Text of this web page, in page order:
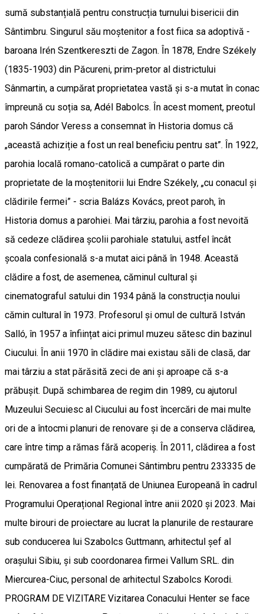
sumă substanțială pentru construcția turnului bisericii din
Sântimbru. Singurul său moștenitor a fost fiica sa adoptivă -
baroana Irén Szentkereszti de Zagon. În 1878, Endre Székely
(1835-1903) din Păcureni, prim-pretor al districtului
Sânmartin, a cumpărat proprietatea vastă și s-a mutat în conac
împreună cu soția sa, Adél Babolcs. În acest moment, preotul
paroh Sándor Veress a consemnat în Historia domus că
„această achiziție a fost un real beneficiu pentru sat”. În 1922,
parohia locală romano-catolică a cumpărat o parte din
proprietate de la moștenitorii lui Endre Székely, „cu conacul și
clădirile fermei” - scria Balázs Kovács, preot paroh, în
Historia domus a parohiei. Mai târziu, parohia a fost nevoită
să cedeze clădirea școlii parohiale statului, astfel încât
școala confesională s-a mutat aici până în 1948. Această
clădire a fost, de asemenea, căminul cultural și
cinematograful satului din 1934 până la construcția noului
cămin cultural în 1973. Profesorul și omul de cultură István
Salló, în 1957 a înființat aici primul muzeu sătesc din bazinul
Ciucului. În anii 1970 în clădire mai existau săli de clasă, dar
mai târziu a stat părăsită zeci de ani și aproape că s-a
prăbușit. După schimbarea de regim din 1989, cu ajutorul
Muzeului Secuiesc al Ciucului au fost încercări de mai multe
ori de a întocmi planuri de renovare și de a conserva clădirea,
care între timp a rămas fără acoperiș. În 2011, clădirea a fost
cumpărată de Primăria Comunei Sântimbru pentru 233335 de
lei. Renovarea a fost finanțată de Uniunea Europeană în cadrul
Programului Operațional Regional între anii 2020 și 2023. Mai
multe birouri de proiectare au lucrat la planurile de restaurare
sub conducerea lui Szabolcs Guttmann, arhitectul șef al
orașului Sibiu, și sub coordonarea firmei Vallum SRL. din
Miercurea-Ciuc, personal de arhitectul Szabolcs Korodi.
PROGRAM DE VIZITARE Vizitarea Conacului Henter se face